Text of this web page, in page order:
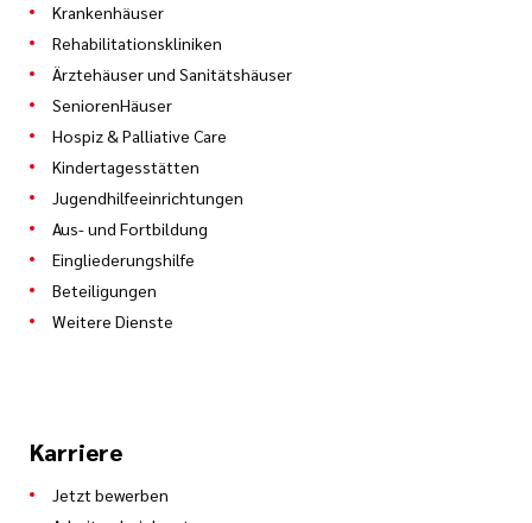
Einlagerung und Ausgabe von
Verbrauchsartikeln aus dem Zentrallager
Betriebsräume und Anlagen besenrein
sauberhalten
Durchführen der Aufgaben im Rahmen der
Verkehrssicherheit (z. B. dürre Bäume,
herumliegende Äste beseitigen, Räum- und
Streudienst im Winter)
Pflegen und Sauberhalten von
Hauswirtschaftliche/Hausmeisterliche
Krankenhäuser
Rehabilitationskliniken
Ärztehäuser und Sanitätshäuser
SeniorenHäuser
Hospiz & Palliative Care
Kindertagesstätten
Jugendhilfeeinrichtungen
Aus- und Fortbildung
Eingliederungshilfe
Beteiligungen
Weitere Dienste
Karriere
Jetzt bewerben